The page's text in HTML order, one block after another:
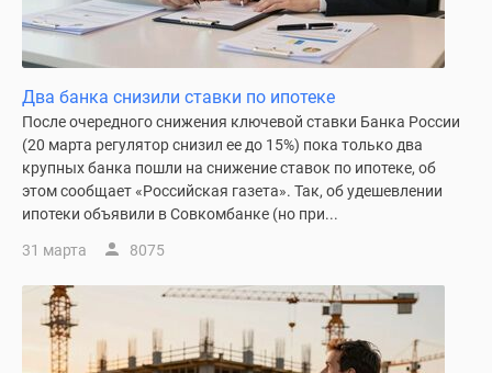
программы
Медиа
Новости
недвижимости
Мнение
эксперта
Аналитика
рынка
Экспертиза
новостроек
Эксперты
авторы
Два банка снизили ставки по ипотеке
После очередного снижения ключевой ставки Банка России
(20 марта регулятор снизил ее до 15%) пока только два
крупных банка пошли на снижение ставок по ипотеке, об
этом сообщает «Российская газета». Так, об удешевлении
ипотеки объявили в Совкомбанке (но при...
31 марта 8075